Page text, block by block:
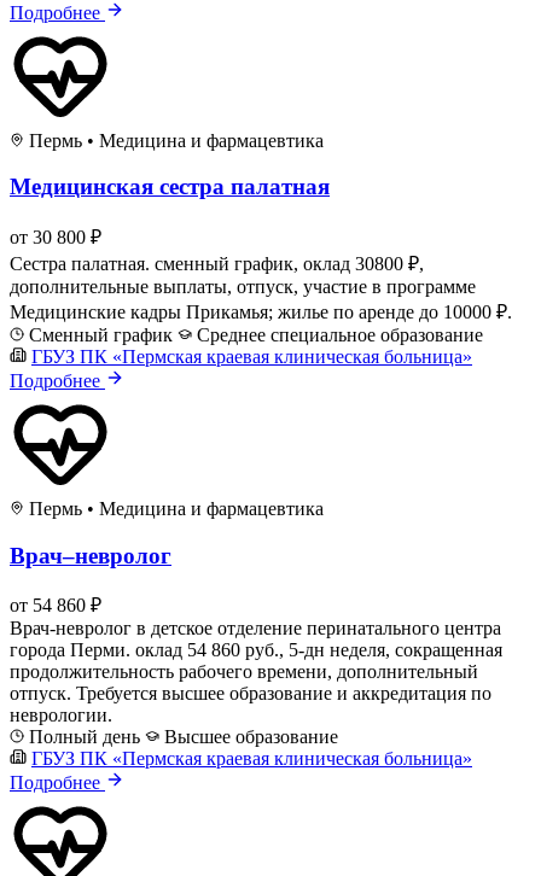
Подробнее
Пермь • Медицина и фармацевтика
Медицинская сестра палатная
от 30 800 ₽
Сестра палатная. сменный график, оклад 30800 ₽,
дополнительные выплаты, отпуск, участие в программе
Медицинские кадры Прикамья; жилье по аренде до 10000 ₽.
Сменный график
Среднее специальное образование
ГБУЗ ПК «Пермская краевая клиническая больница»
Подробнее
Пермь • Медицина и фармацевтика
Врач–невролог
от 54 860 ₽
Врач-невролог в детское отделение перинатального центра
города Перми. оклад 54 860 руб., 5-дн неделя, сокращенная
продолжительность рабочего времени, дополнительный
отпуск. Требуется высшее образование и аккредитация по
неврологии.
Полный день
Высшее образование
ГБУЗ ПК «Пермская краевая клиническая больница»
Подробнее